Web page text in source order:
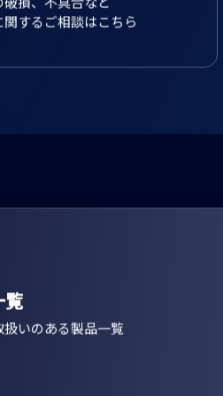
破損、不具合など
関するご相談はこちら
覧
扱いのある製品一覧